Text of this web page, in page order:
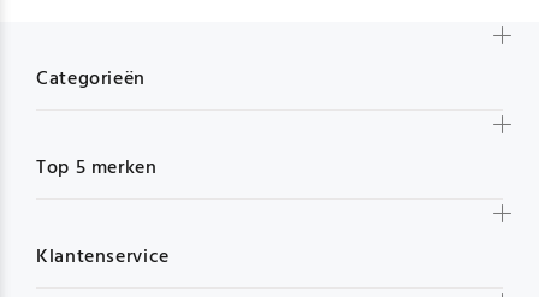
Categorieën
Top 5 merken
Klantenservice